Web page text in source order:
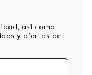
, asi como
y ofertas de